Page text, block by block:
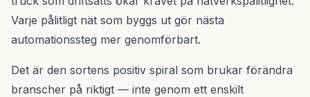
Varje pålitligt nät som byggs ut gör nästa
automationssteg mer genomförbart.
Det är den sortens positiv spiral som brukar förändra
branscher på riktigt — inte genom ett enskilt